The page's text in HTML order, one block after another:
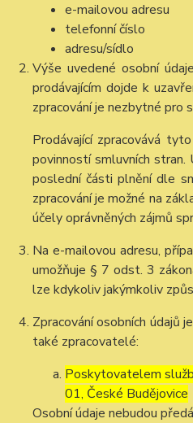
e-mailovou adresu
telefonní číslo
adresu/sídlo
Výše uvedené osobní
prodávajícím dojde k
zpracování je nezbytné pro
Prodávající zpracovává
povinností smluvních stran.
poslední části plnění dle
zpracování je možné na
účely oprávněných zájmů
Na e-mailovou adresu,
umožňuje § 7 odst. 3
lze kdykoliv jakýmkoliv
Zpracování osobních údajů
také zpracovatelé:
Poskytovatelem
01, České Budějovice
Osobní údaje nebudou